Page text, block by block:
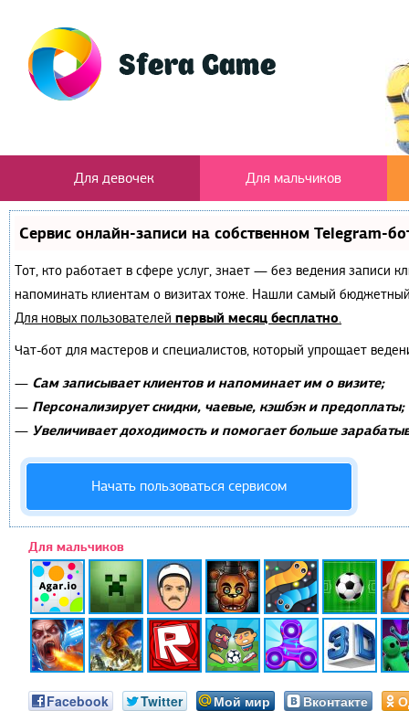
Для девочек Для мальчиков
Сервис онлайн-записи на собственном Telegram-
Тот, кто работает в сфере услуг, знает — без ведения записи
напоминать клиентам о визитах тоже. Нашли самый
Для новых пользователей первый месяц бесплатно.
Чат-бот для мастеров и специалистов, который упрощает
— Сам записывает клиентов и напоминает им о визите;
— Персонализирует скидки, чаевые, кэшбэк и предоплаты;
— Увеличивает доходимость и помогает больше
Начать пользоваться сервисом
Для мальчиков
Facebook Twitter Мой мир Вконтакте